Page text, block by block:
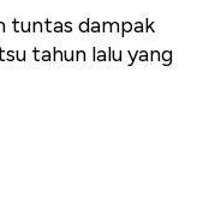
tuntas dampak
tahun lalu yang